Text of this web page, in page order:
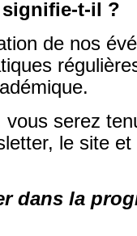
signifie-t-il ?
de nos
serez
le site
dans la